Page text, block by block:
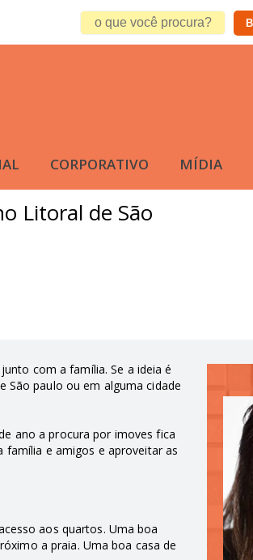
CORPORATIVO MÍDIA
Litoral de São
com a família. Se a ideia é
São paulo ou em alguma cidade
ano a procura por imoves fica
família e amigos e aproveitar as
aos quartos. Uma boa
a praia. Uma boa casa de